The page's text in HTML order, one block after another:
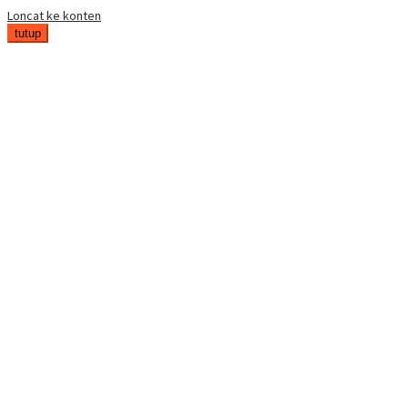
Loncat ke konten
tutup